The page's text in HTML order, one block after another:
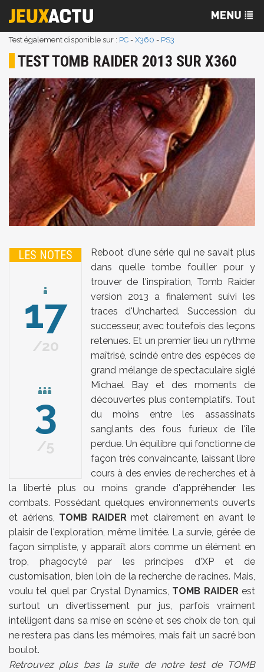
Test également disponible sur : PC - X360 - PS3
TEST TOMB RAIDER 2013 SUR X360
LES NOTES
17
20
3
5
Reboot d'une série qui ne savait plus
dans quelle tombe fouiller pour y
trouver de l'inspiration, Tomb Raider
version 2013 a finalement suivi les
traces d'Uncharted. Succession du
successeur, avec toutefois des leçons
retenues. Et un premier lieu un rythme
maîtrisé, scindé entre des espèces de
grand mélange de spectaculaire siglé
Michael Bay et des moments de
découvertes plus contemplatifs. Tout
du moins entre les assassinats
sanglants des fous furieux de l'île
perdue. Un équilibre qui fonctionne de
façon très convaincante, laissant libre
cours à des envies de recherches et à
la liberté plus ou moins grande d'appréhender les
combats. Possédant quelques environnements ouverts
et aériens, TOMB RAIDERmet clairement en avant le
plaisir de l'exploration, même limitée. La survie, gérée de
façon simpliste, y apparaît alors comme un élément en
trop, phagocyté par les principes d'XP et de
customisation, bien loin de la recherche de racines. Mais,
voulu tel quel par Crystal Dynamics, TOMB RAIDERest
surtout un divertissement pur jus, parfois vraiment
intelligent dans sa mise en scène et ses choix de ton, qui
ne restera pas dans les mémoires, mais fait un sacré bon
boulot.
Retrouvez plus bas la suite de notre test de TOMB